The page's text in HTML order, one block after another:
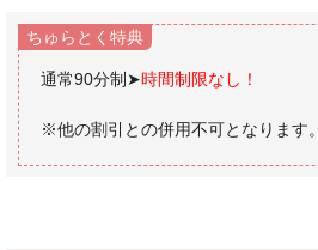
ちゅらとく特典
通常90分制➤時間制限なし！